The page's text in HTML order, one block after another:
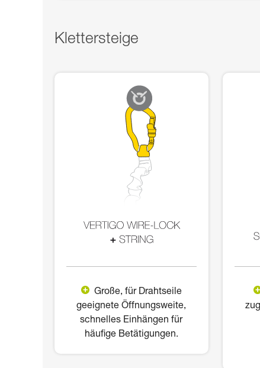
Klettersteige
Große, für Drahtseile
geeignete Öffnungsweite,
schnelles Einhängen für
häufige Betätigungen.